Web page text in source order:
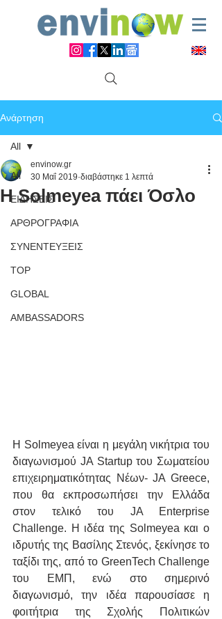
Ανάρτηση
All
ΕΙΔΗΣΕΙΣ
ΑΡΘΡΟΓΡΑΦΙΑ
ΣΥΝΕΝΤΕΥΞΕΙΣ
TOP
GLOBAL
AMBASSADORS
All
Η Solmeyea πάει Όσλο
envinow.gr
30 Μαΐ 2019 διαβάστηκε 1 λεπτά
H Solmeyea είναι η μεγάλη νικήτρια του
διαγωνισμού JA Startup του Σωματείου
επιχειρηματικότητας Νέων- JA Greece,
που θα εκπροσωπήσει την Ελλάδα
στον τελικό του JA Enterprise
Challenge. Η ιδέα της Solmeyea και ο
ιδρυτής της Βασίλης Στενός, ξεκίνησε το
ταξίδι της, από το GreenTech Challenge
του ΕΜΠ, ενώ στο σημερινό
διαγωνισμό, την ιδέα παρουσίασε η
φοιτήτρια της Σχολής Πολιτικών